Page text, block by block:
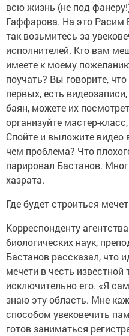
всю жизнь (не под
Гаффарова. На это Расим
так возьмитесь за
исполнителей. Кто вам
имеете к моему
поучать? Вы говорите,
первых, есть
баян, можете их
организуйте мастер-
Спойте и выложите
чем проблема? Что
парировал Бастанов.
хазрата.
Где будет строиться
Корреспонденту
биологических наук,
Бастанов рассказал, что
мечети в честь
исключительно его. «Я
знаю эту область. Мне
способом увековечить
готов заниматься